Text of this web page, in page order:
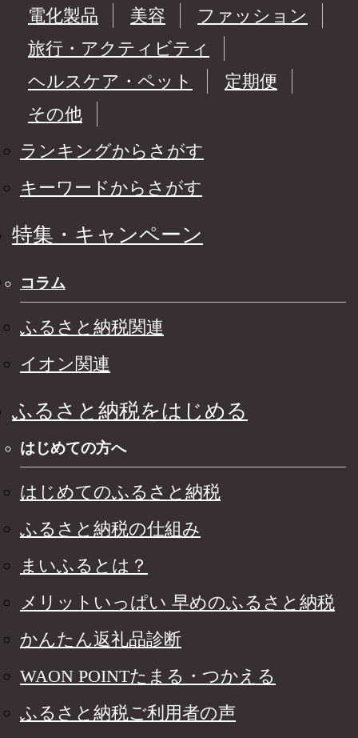
電化製品
美容
ファッション
旅行・アクティビティ
ヘルスケア・ペット
定期便
その他
ランキングからさがす
キーワードからさがす
特集・キャンペーン
コラム
ふるさと納税関連
イオン関連
ふるさと納税をはじめる
はじめての方へ
はじめてのふるさと納税
ふるさと納税の仕組み
まいふるとは？
メリットいっぱい 早めのふるさと納税
かんたん返礼品診断
WAON POINTたまる・つかえる
ふるさと納税ご利用者の声